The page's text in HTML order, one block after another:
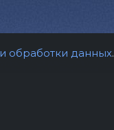
обработки данных.